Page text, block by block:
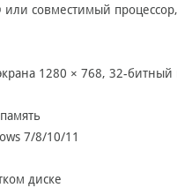
совместимый
1280 × 768, 32-битный
7/8/10/11
диске